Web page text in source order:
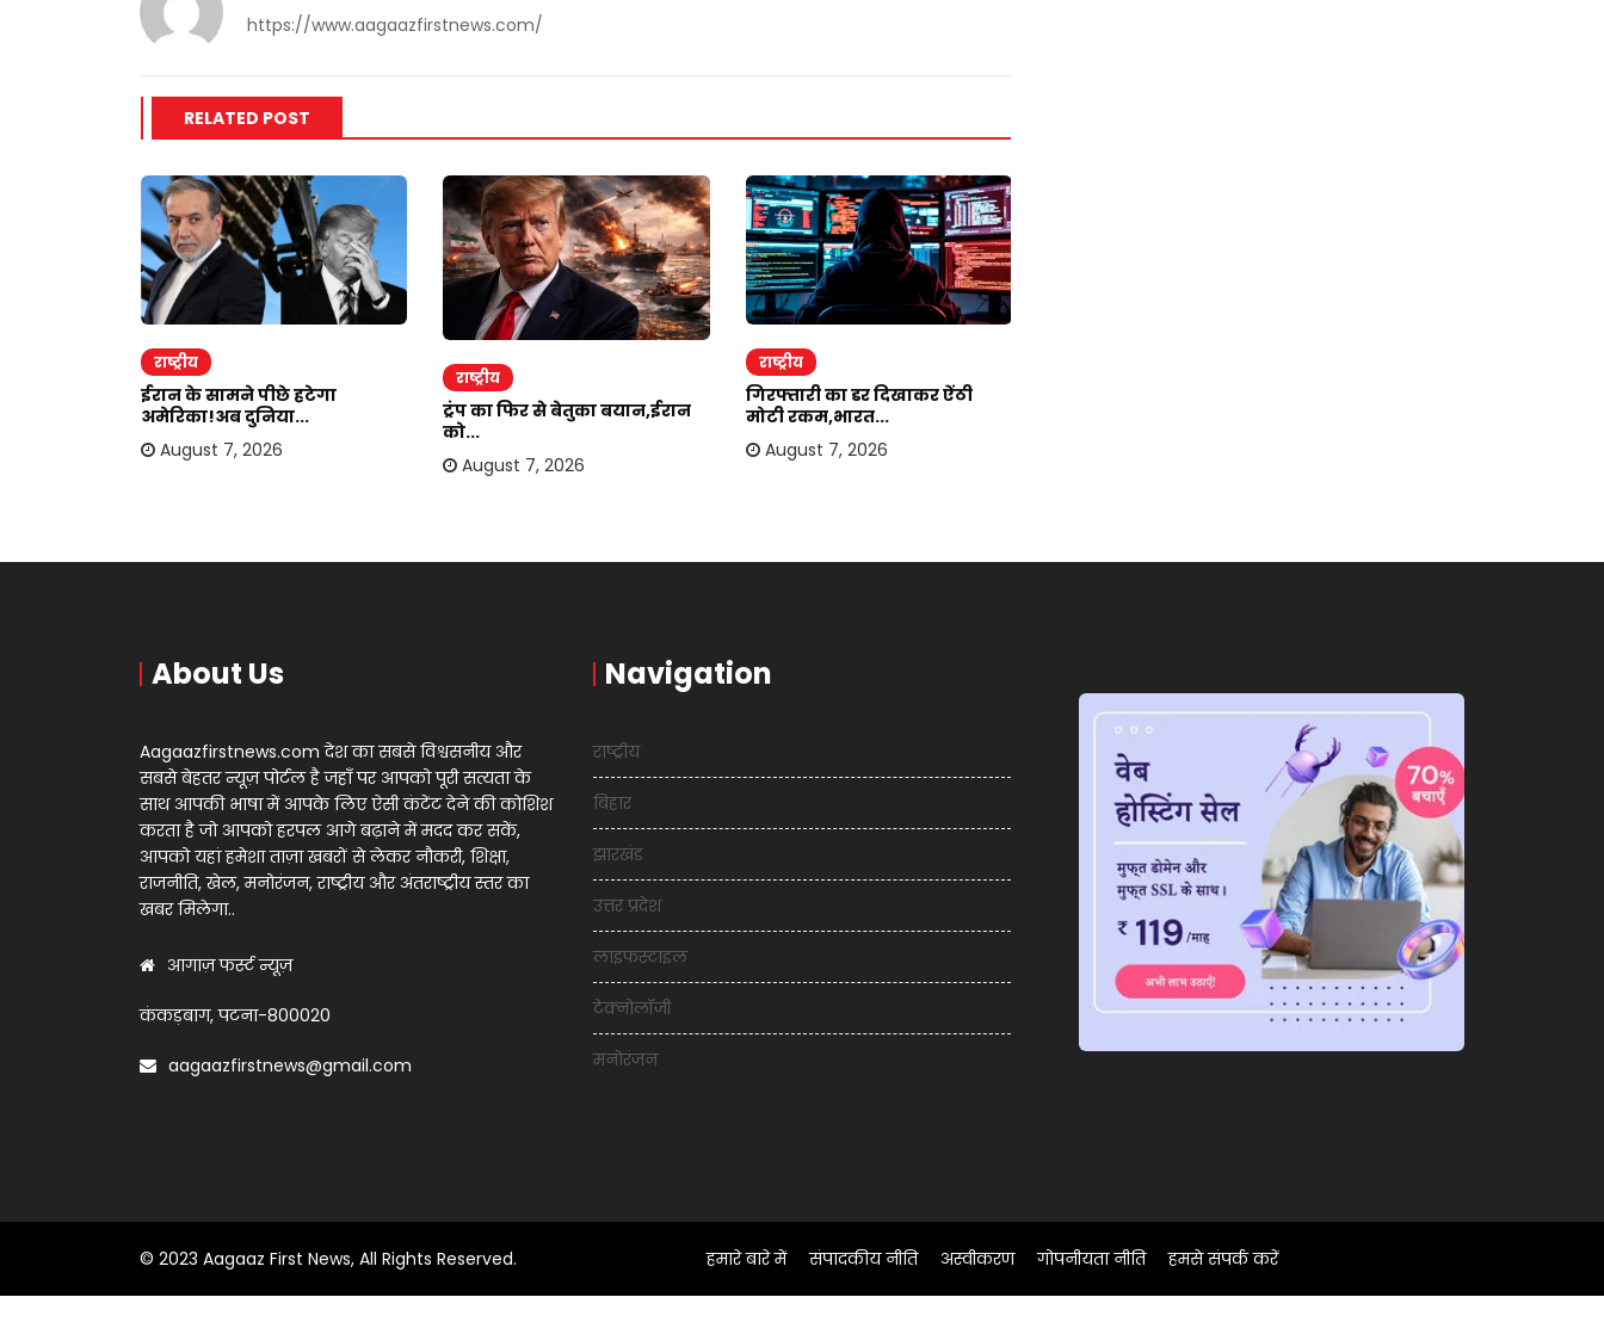
https://www.aagaazfirstnews.com/
RELATED POST
राष्ट्रीय
ईरान के सामने पीछे हटेगा
अमेरिका!अब दुनिया...
August 7, 2026
राष्ट्रीय
ट्रंप का फिर से बेतुका बयान,ईरान
को...
August 7, 2026
राष्ट्रीय
गिरफ्तारी का डर दिखाकर ऐंठी
मोटी रकम,भारत...
August 7, 2026
About Us
Aagaazfirstnews.com देश का सबसे विश्वसनीय और
सबसे बेहतर न्यूज़ पोर्टल है जहाँ पर आपको पूरी सत्यता के
साथ आपकी भाषा में आपके लिए ऐसी कंटेंट देने की कोशिश
करता है जो आपको हरपल आगे बढ़ाने में मदद कर सकें,
आपको यहां हमेशा ताज़ा खबरों से लेकर नौकरी, शिक्षा,
राजनीति, खेल, मनोरंजन, राष्ट्रीय और अंतराष्ट्रीय स्तर का
खबर मिलेगा..
आगाज़ फर्स्ट न्यूज़
कंकड़बाग, पटना-800020
aagaazfirstnews@gmail.com
Navigation
राष्ट्रीय
बिहार
झारखंड
उत्तर प्रदेश
लाइफस्टाइल
टेक्नोलॉजी
मनोरंजन
© 2023 Aagaaz First News, All Rights Reserved. हमारे बारे में संपादकीय नीति अस्वीकरण गोपनीयता नीति हमसे संपर्क करें